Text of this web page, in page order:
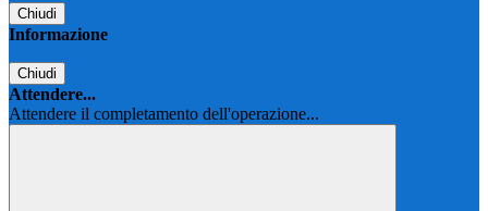
Chiudi
Informazione
Chiudi
Attendere...
Attendere il completamento dell'operazione...